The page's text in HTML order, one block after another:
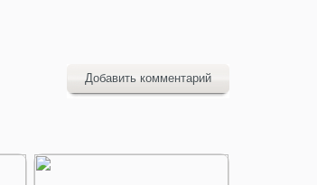
Добавить комментарий